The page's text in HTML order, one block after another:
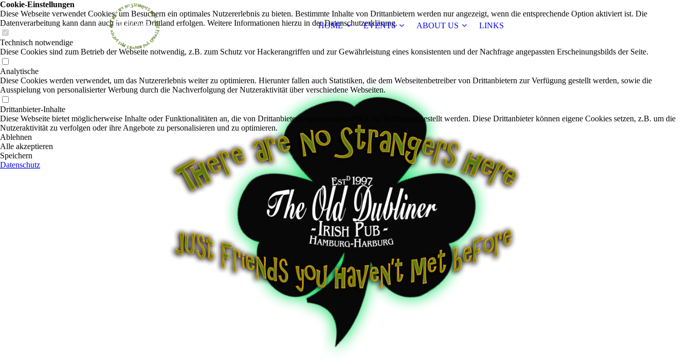
HOME EVENTS ABOUT US LINKS
Cookie-Einstellungen
Diese Webseite verwendet Cookies, um Besuchern ein optimales Nutzererlebnis zu bieten. Bestimmte Inhalte von Drittanbietern werden nur angezeigt, wenn die entsprechende Option aktiviert ist. Die
Datenverarbeitung kann dann auch in einem Drittland erfolgen. Weitere Informationen hierzu in der Datenschutzerklärung.
Technisch notwendige
Diese Cookies sind zum Betrieb der Webseite notwendig, z.B. zum Schutz vor Hackerangriffen und zur Gewährleistung eines konsistenten und der Nachfrage angepassten Erscheinungsbilds der Seite.
Analytische
Diese Cookies werden verwendet, um das Nutzererlebnis weiter zu optimieren. Hierunter fallen auch Statistiken, die dem Webseitenbetreiber von Drittanbietern zur Verfügung gestellt werden, sowie die
Ausspielung von personalisierter Werbung durch die Nachverfolgung der Nutzeraktivität über verschiedene Webseiten.
Drittanbieter-Inhalte
Diese Webseite bietet möglicherweise Inhalte oder Funktionalitäten an, die von Drittanbietern eigenverantwortlich zur Verfügung gestellt werden. Diese Drittanbieter können eigene Cookies setzen, z.B. um die
Nutzeraktivität zu verfolgen oder ihre Angebote zu personalisieren und zu optimieren.
Ablehnen
Alle akzeptieren
Speichern
Datenschutz